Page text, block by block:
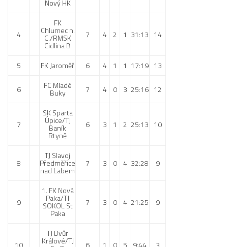
Nový HK
4
FK
Chlumec n.
C./RMSK
Cidlina B
7 4 2 1 31:13 14
5 FK Jaroměř 6 4 1 1 17:19 13
6 FC Mladé
Buky 7 4 0 3 25:16 12
7
SK Sparta
Úpice/TJ
Baník
Rtyně
6 3 1 2 25:13 10
8
TJ Slavoj
Předměřice
nad Labem
7 3 0 4 32:28 9
9
1. FK Nová
Paka/TJ
SOKOL St
Paka
7 3 0 4 21:25 9
10
TJ Dvůr
Králové/TJ 6 1 0 5 9:44 3